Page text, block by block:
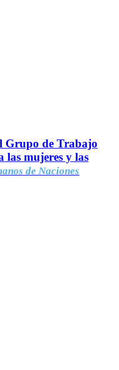
Grupo de Trabajo
las mujeres y las
de Naciones